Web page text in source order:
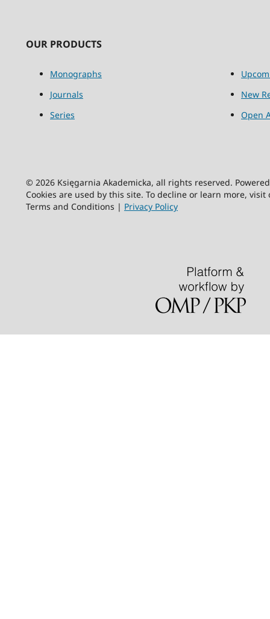
OUR PRODUCTS
Monographs
Journals
Series
New
Open
© 2026 Księgarnia Akademicka, all rights reserved.
Cookies are used by this site. To decline or learn more,
Terms and Conditions | Privacy Policy